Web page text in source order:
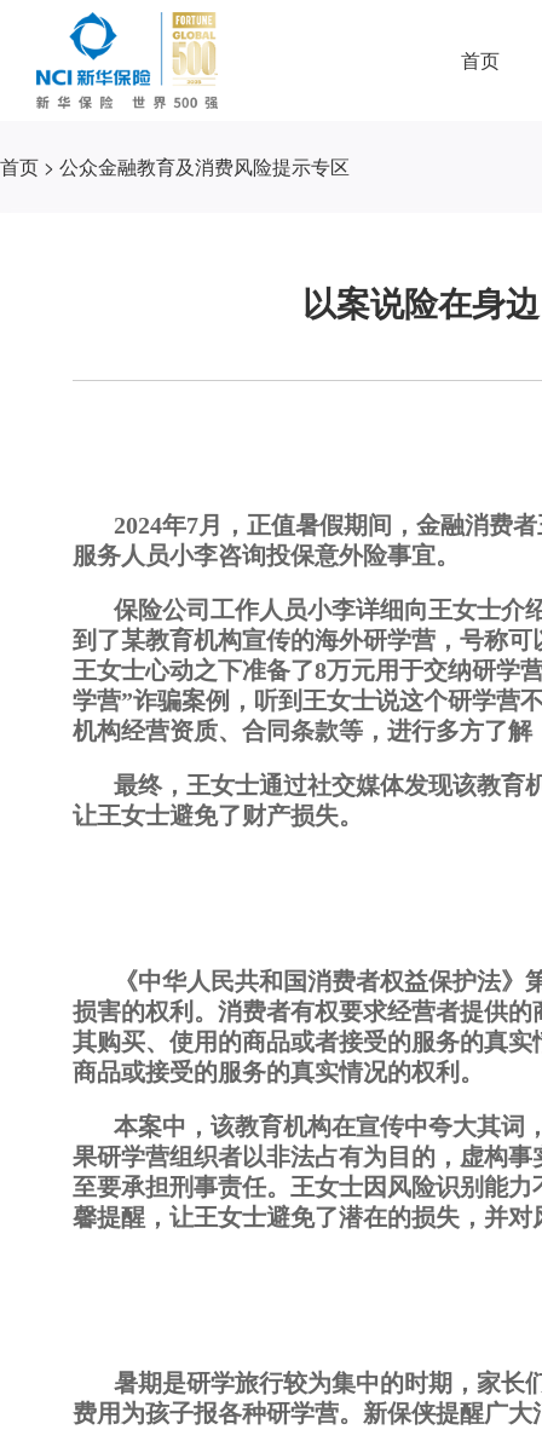
首页
首页 > 公众金融教育及消费风险提示专区
以案说险在身
2024年7月，正值暑假期间，金融消费
服务人员小李咨询投保意外险事宜。
保险公司工作人员小李详细向王女士介
到了某教育机构宣传的海外研学营，号称
王女士心动之下准备了8万元用于交纳研学
学营”诈骗案例，听到王女士说这个研学营
机构经营资质、合同条款等，进行多方了
最终，王女士通过社交媒体发现该教育
让王女士避免了财产损失。
《中华人民共和国消费者权益保护法
损害的权利。消费者有权要求经营者提供
其购买、使用的商品或者接受的服务的真
商品或接受的服务的真实情况的权利。
本案中，该教育机构在宣传中夸大其词
果研学营组织者以非法占有为目的，虚构
至要承担刑事责任。王女士因风险识别能
馨提醒，让王女士避免了潜在的损失，并
暑期是研学旅行较为集中的时期，家长
费用为孩子报各种研学营。新保侠提醒广